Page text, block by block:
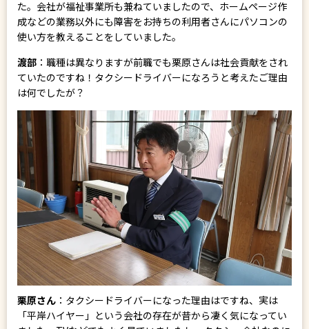
た。会社が福祉事業所も兼ねていましたので、ホームページ作
成などの業務以外にも障害をお持ちの利用者さんにパソコンの
使い方を教えることをしていました。
渡部 ：職種は異なりますが前職でも栗原さんは社会貢献をされ
ていたのですね！タクシードライバーになろうと考えたご理由
は何でしたが？
栗原さん ：タクシードライバーになった理由はですね、実は
「平岸ハイヤー」という会社の存在が昔から凄く気になってい